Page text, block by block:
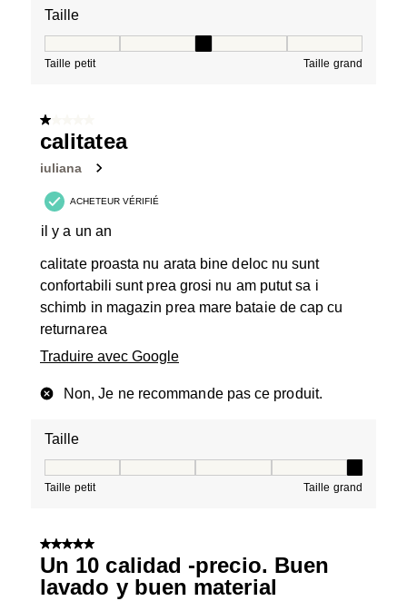
Taille
Taille petit Taille grand
1 sur 5 étoiles.
calitatea
iuliana
ACHETEUR VÉRIFIÉ
il y a un an
calitate proasta nu arata bine deloc nu sunt
confortabili sunt prea grosi nu am putut sa i
schimb in magazin prea mare bataie de cap cu
returnarea
Traduire avec Google
Non, Je ne recommande pas ce produit.
Taille
Taille petit Taille grand
5 sur 5 étoiles.
Un 10 calidad -precio. Buen
lavado y buen material